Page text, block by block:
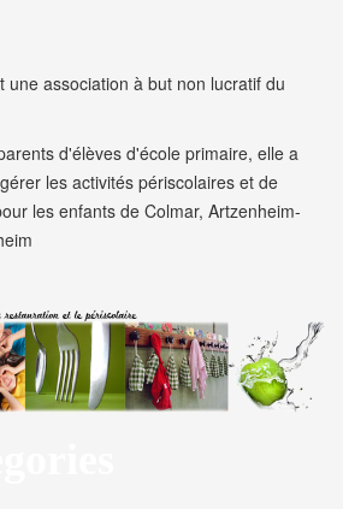
une association à but non lucratif du
d'élèves d'école primaire, elle a
les activités périscolaires et de
les enfants de Colmar, Artzenheim-